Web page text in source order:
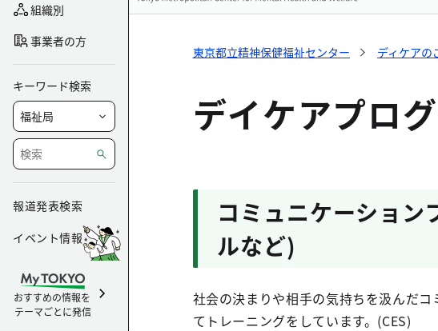
組織別
事業者の方
キーワード検索
報道発表検索
イベント情報
おすすめの情報を
テーマごとに発信
東京都立精神保健福祉センター ディケアの
デイケアプロ
コミュニケーション
ルなど)
社会の決まりや相手の気持ちを汲んだ
てトレーニングをしています。(CES)